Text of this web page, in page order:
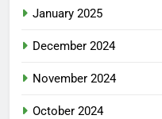
January 2025
December 2024
November 2024
October 2024